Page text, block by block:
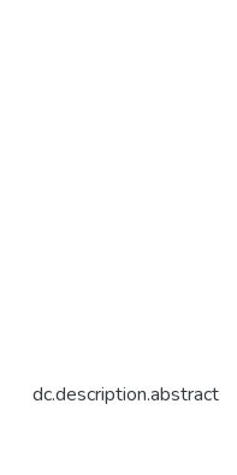
dc.description.abstract